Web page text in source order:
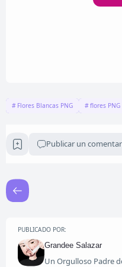
Flores Blancas PNG flores PNG
Publicar un
PUBLICADO POR:
Grandee Salazar
Un Orgulloso Padre